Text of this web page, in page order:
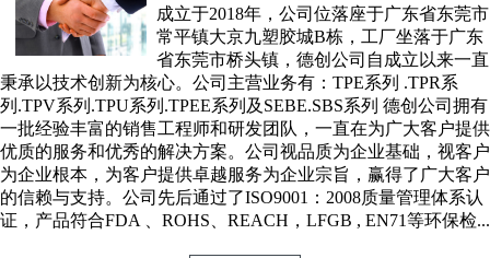
成立于2018年，公司位落座于广东省东莞市
常平镇大京九塑胶城B栋，工厂坐落于广东
省东莞市桥头镇，德创公司自成立以来一直
秉承以技术创新为核心。公司主营业务有：TPE系列 .TPR系
列.TPV系列.TPU系列.TPEE系列及SEBE.SBS系列 德创公司拥有
一批经验丰富的销售工程师和研发团队，一直在为广大客户提供
优质的服务和优秀的解决方案。公司视品质为企业基础，视客户
为企业根本，为客户提供卓越服务为企业宗旨，赢得了广大客户
的信赖与支持。公司先后通过了ISO9001：2008质量管理体系认
证，产品符合FDA 、ROHS、REACH，LFGB , EN71等环保检...